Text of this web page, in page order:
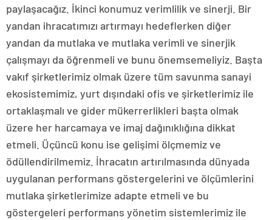
paylaşacağız. İkinci konumuz verimlilik ve sinerji. Bir
yandan ihracatımızı artırmayı hedeflerken diğer
yandan da mutlaka ve mutlaka verimli ve sinerjik
çalışmayı da öğrenmeli ve bunu önemsemeliyiz. Başta
vakıf şirketlerimiz olmak üzere tüm savunma sanayi
ekosistemimiz, yurt dışındaki ofis ve şirketlerimiz ile
ortaklaşmalı ve gider mükerrerlikleri başta olmak
üzere her harcamaya ve imaj dağınıklığına dikkat
etmeli. Üçüncü konu ise gelişimi ölçmemiz ve
ödüllendirilmemiz. İhracatın artırılmasında dünyada
uygulanan performans göstergelerini ve ölçümlerini
mutlaka şirketlerimize adapte etmeli ve bu
göstergeleri performans yönetim sistemlerimiz ile